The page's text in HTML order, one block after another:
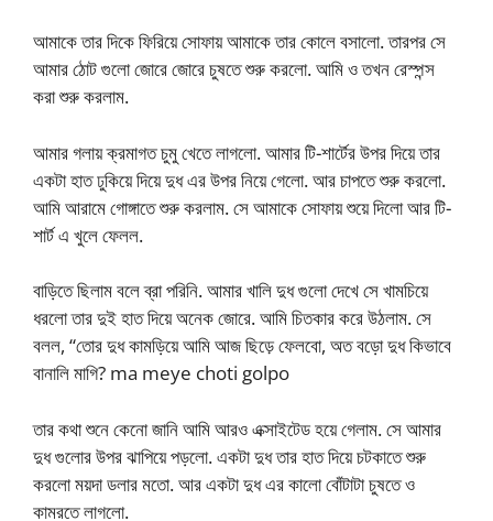
আমাকে তার দিকে ফিরিয়ে সোফায় আমাকে তার কোলে বসালো. তারপর সে
আমার ঠোট গুলো জোরে জোরে চুষতে শুরু করলো. আমি ও তখন রেস্পন্স
করা শুরু করলাম.
আমার গলায় ক্রমাগত চুমু খেতে লাগলো. আমার টি-শার্টের উপর দিয়ে তার
একটা হাত ঢুকিয়ে দিয়ে দুধ এর উপর নিয়ে গেলো. আর চাপতে শুরু করলো.
আমি আরামে গোঙ্গাতে শুরু করলাম. সে আমাকে সোফায় শুয়ে দিলো আর টি-
শার্ট এ খুলে ফেলল.
বাড়িতে ছিলাম বলে ব্রা পরিনি. আমার খালি দুধ গুলো দেখে সে খামচিয়ে
ধরলো তার দুই হাত দিয়ে অনেক জোরে. আমি চিতকার করে উঠলাম. সে
বলল, “তোর দুধ কামড়িয়ে আমি আজ ছিড়ে ফেলবো, অত বড়ো দুধ কিভাবে
বানালি মাগি? ma meye choti golpo
তার কথা শুনে কেনো জানি আমি আরও এক্সাইটেড হয়ে গেলাম. সে আমার
দুধ গুলোর উপর ঝাপিয়ে পড়লো. একটা দুধ তার হাত দিয়ে চটকাতে শুরু
করলো ময়দা ডলার মতো. আর একটা দুধ এর কালো বোঁটাটা চুষতে ও
কামরতে লাগলো.